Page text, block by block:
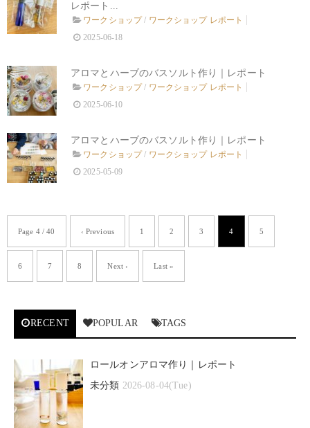
レポート...
ワークショップ/ ワークショップ レポート
2025-06-18
アロマとハーブのバスソルト作り｜レポート
ワークショップ/ ワークショップ レポート
2025-06-10
アロマとハーブのバスソルト作り｜レポート
ワークショップ/ ワークショップ レポート
2025-05-09
Page 4 / 40 ‹ Previous 1 2 3 4 5
6 7 8 Next › Last »
RECENT POPULAR TAGS
ロールオンアロマ作り｜レポート
未分類 2026-08-04(Tue)